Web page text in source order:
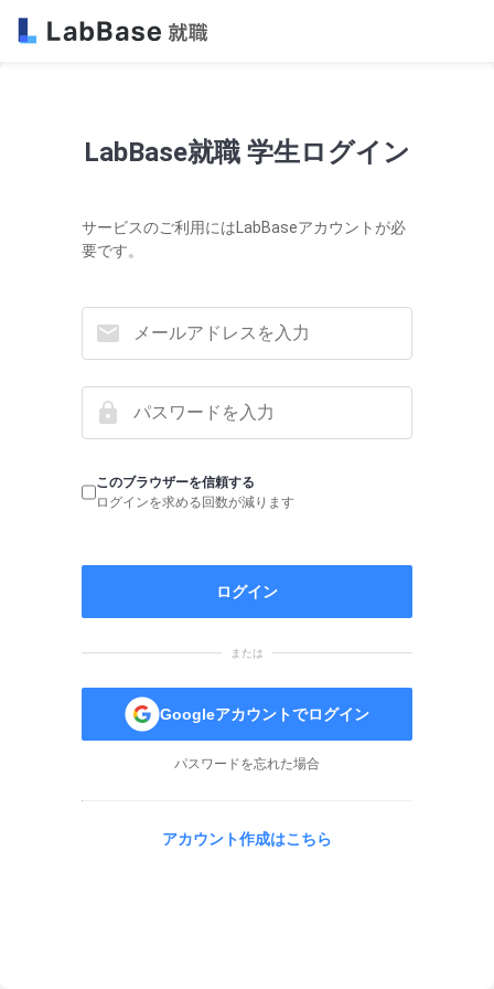
LabBase就職 学生ログイン
サービスのご利用にはLabBaseアカウントが必
要です。
このブラウザーを信頼する
ログインを求める回数が減ります
ログイン
または
Googleアカウントでログイン
パスワードを忘れた場合
アカウント作成はこちら